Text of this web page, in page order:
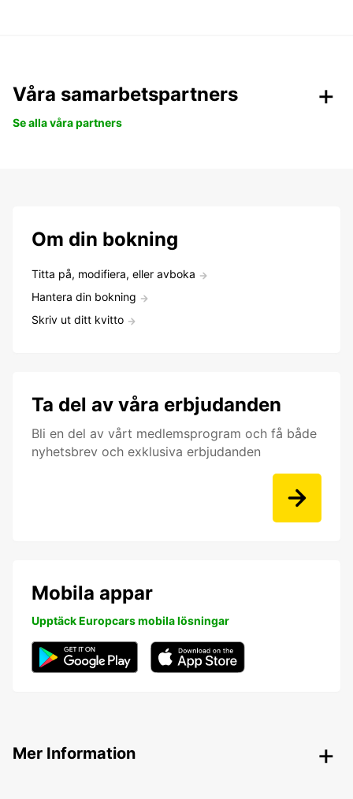
Våra samarbetspartners
Se alla våra partners
Om din bokning
Titta på, modifiera, eller avboka
Hantera din bokning
Skriv ut ditt kvitto
Ta del av våra erbjudanden
Bli en del av vårt medlemsprogram och få både
nyhetsbrev och exklusiva erbjudanden
Mobila appar
Upptäck Europcars mobila lösningar
Mer Information